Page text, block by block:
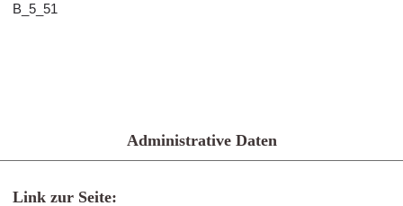
B_5_51
Administrative Daten
Link zur Seite: